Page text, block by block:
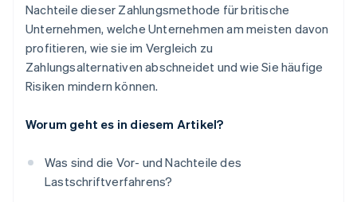
Nachteile dieser Zahlungsmethode für britische
Unternehmen, welche Unternehmen am meisten davon
profitieren, wie sie im Vergleich zu
Zahlungsalternativen abschneidet und wie Sie häufige
Risiken mindern können.
Worum geht es in diesem Artikel?
Was sind die Vor- und Nachteile des
Lastschriftverfahrens?